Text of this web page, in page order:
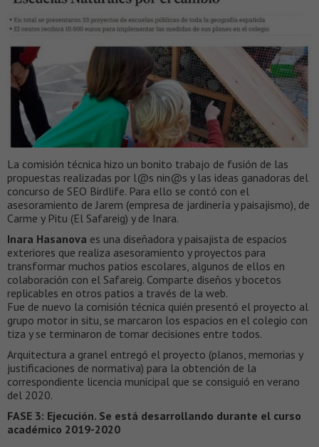
La comisión técnica hizo un bonito trabajo de fusión de las
propuestas realizadas por l@s nin@s y las ideas ganadoras del
concurso de SEO Birdlife. Para ello se contó con el
asesoramiento de Jarem (empresa de jardinería y paisajismo), de
Carme y Pitu (El Safareig) y de Inara.
Inara Hasanova es una diseñadora y paisajista de espacios
exteriores que realiza asesoramiento y proyectos para
transformar muchos patios escolares, algunos de ellos en
colaboración con el Safareig. Comparte diseños y bocetos
replicables en otros patios a través de la web.
Fue de nuevo la comisión técnica quién presentó el proyecto al
grupo motor in situ, se marcaron los espacios en el colegio con
tiza y se terminaron de tomar decisiones entre todos.
Arquitectura a granel entregó el proyecto (planos, memorias y
justificaciones de normativa) para la obtención de la
correspondiente licencia municipal que se consiguió en verano
del 2020.
FASE 3: Ejecución. Se está desarrollando durante el curso
académico 2019-2020